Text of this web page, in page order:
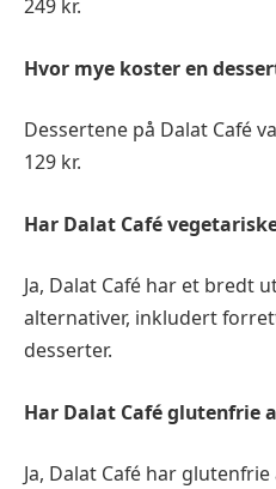
249 kr.
Hvor mye koster en
Dessertene på Dalat Café
129 kr.
Har Dalat Café
Ja, Dalat Café har et bredt
alternativer, inkludert
desserter.
Har Dalat Café glutenfrie
Ja, Dalat Café har